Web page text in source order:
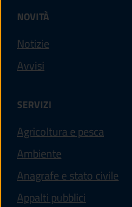
NOVITÀ
Notizie
Avvisi
SERVIZI
Agricoltura e pesca
Ambiente
Anagrafe e stato civile
Appalti pubblici